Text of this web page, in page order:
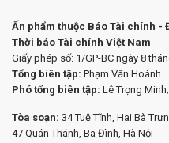
Ấn phẩm thuộc Báo Tài chính -
Thời báo Tài chính Việt Nam
Giấy phép số: 1/GP-BC ngày 8
Tổng biên tập: Phạm Văn Hoành
Phó tổng biên tập: Lê Trọng
Tòa soạn: 34 Tuệ Tĩnh, Hai Bà
47 Quán Thánh, Ba Đình, Hà Nội